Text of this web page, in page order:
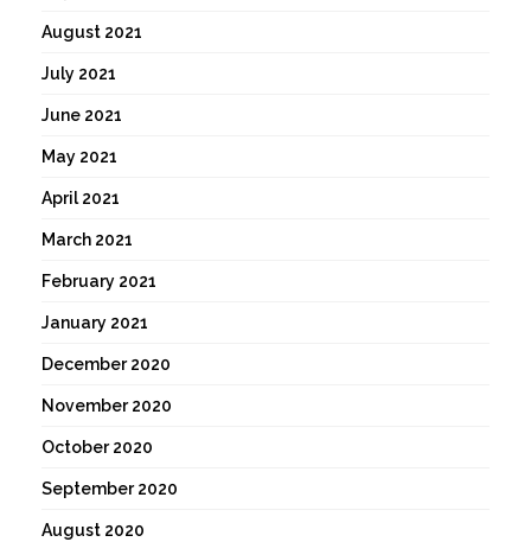
August 2021
July 2021
June 2021
May 2021
April 2021
March 2021
February 2021
January 2021
December 2020
November 2020
October 2020
September 2020
August 2020